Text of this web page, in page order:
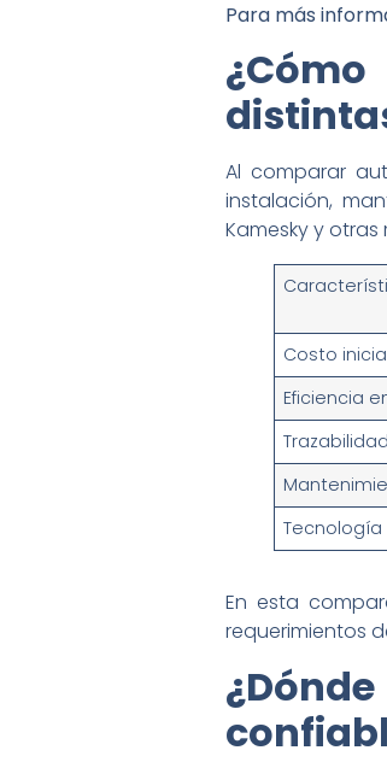
Para más
Al comparar
instalación,
Kamesky y
Costo
Eficiencia
Trazabilidad
En esta
requerimientos